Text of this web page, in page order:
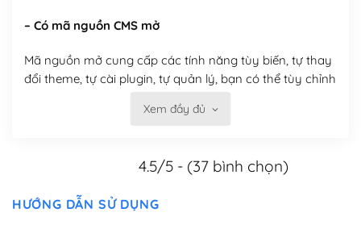
– Có mã nguồn CMS mở
Mã nguồn mở cung cấp các tính năng tùy biến, tự thay
đổi theme, tự cài plugin, tự quản lý, bạn có thể tùy chỉnh
Có thể tùy biến trên website WordPress
Xem đầy đủ
4.5/5 - (37 bình chọn)
HƯỚNG DẪN SỬ DỤNG